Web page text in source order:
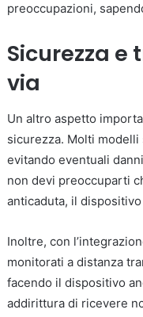
preoccupazioni,
Sicurezza
via
Un altro aspetto
sicurezza. Molti
evitando eventuali
non devi preoccuparti
anticaduta, il
Inoltre, con
monitorati a distanza
facendo il dispositivo
addirittura di ricevere